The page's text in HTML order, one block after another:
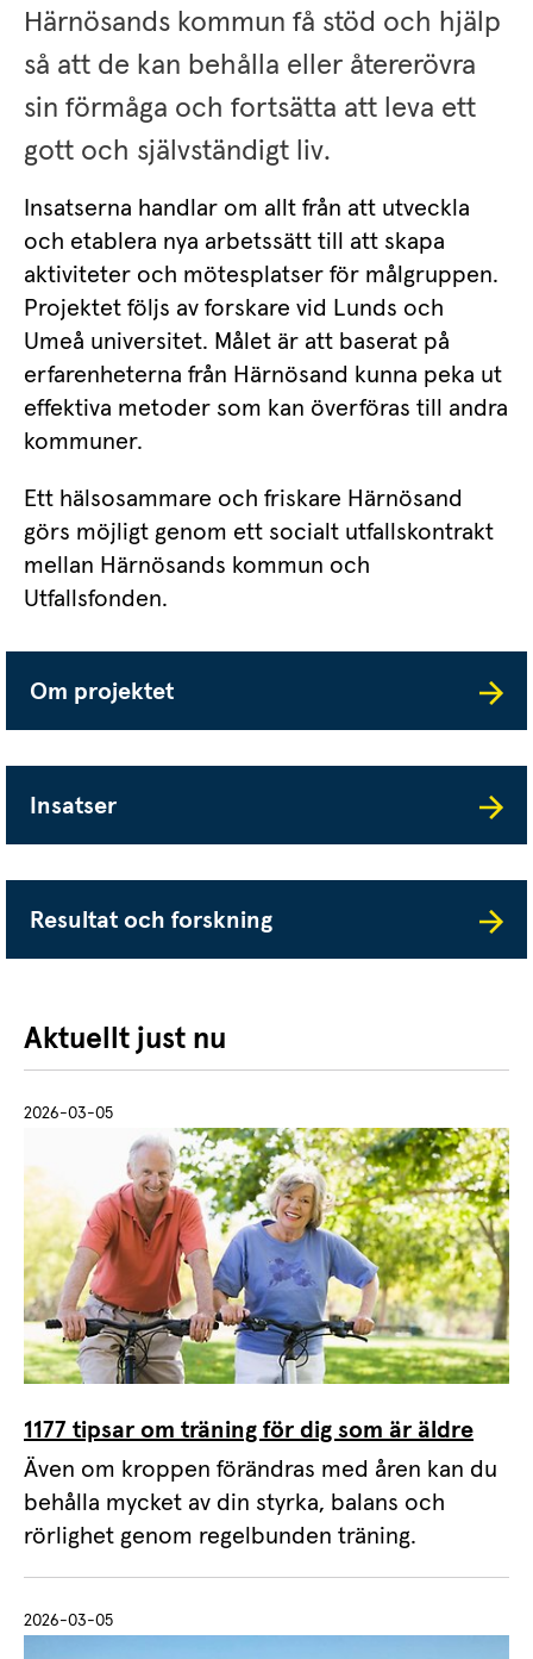
Härnösands kommun få stöd och hjälp
så att de kan behålla eller återerövra
sin förmåga och fortsätta att leva ett
gott och självständigt liv.
Insatserna handlar om allt från att utveckla
och etablera nya arbetssätt till att skapa
aktiviteter och mötesplatser för målgruppen.
Projektet följs av forskare vid Lunds och
Umeå universitet. Målet är att baserat på
erfarenheterna från Härnösand kunna peka ut
effektiva metoder som kan överföras till andra
kommuner.
Ett hälsosammare och friskare Härnösand
görs möjligt genom ett socialt utfallskontrakt
mellan Härnösands kommun och
Utfallsfonden.
Om projektet
Insatser
Resultat och forskning
Aktuellt just nu
2026-03-05
1177 tipsar om träning för dig som är äldre
Även om kroppen förändras med åren kan du
behålla mycket av din styrka, balans och
rörlighet genom regelbunden träning.
2026-03-05